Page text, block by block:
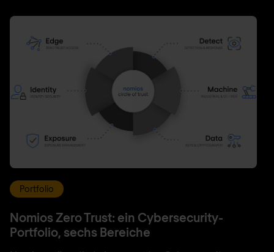
Portfolio
Nomios Zero Trust: ein Cybersecurity-
Portfolio, sechs Bereiche